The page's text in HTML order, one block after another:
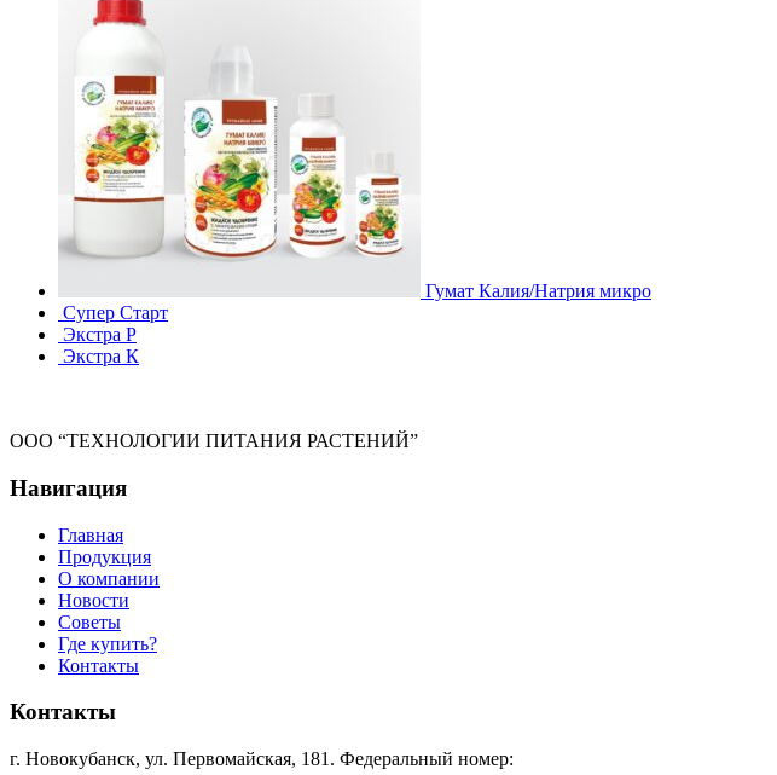
Гумат Калия/Натрия микро
Супер Старт
Экстра Р
Экстра К
ООО “ТЕХНОЛОГИИ ПИТАНИЯ РАСТЕНИЙ”
Навигация
Главная
Продукция
О компании
Новости
Советы
Где купить?
Контакты
Контакты
г. Новокубанск, ул. Первомайская, 181. Федеральный номер: